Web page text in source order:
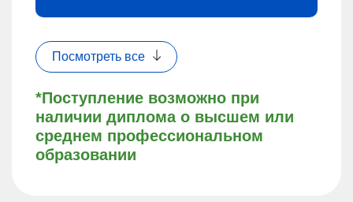
*Поступление возможно при
наличии диплома о высшем или
среднем профессиональном
образовании
Посмотреть все